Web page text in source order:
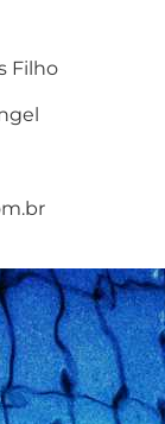
Filho